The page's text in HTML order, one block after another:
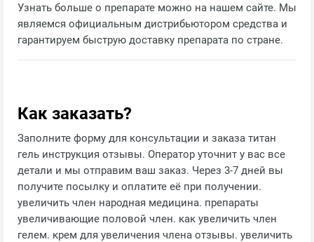
Узнать больше о препарате можно на нашем сайте. Мы
являемся официальным дистрибьютором средства и
гарантируем быструю доставку препарата по стране.
Как заказать?
Заполните форму для консультации и заказа титан
гель инструкция отзывы. Оператор уточнит у вас все
детали и мы отправим ваш заказ. Через 3-7 дней вы
получите посылку и оплатите её при получении.
увеличить член народная медицина. препараты
увеличивающие половой член. как увеличить член
гелем. крем для увеличения члена отзывы. увеличить